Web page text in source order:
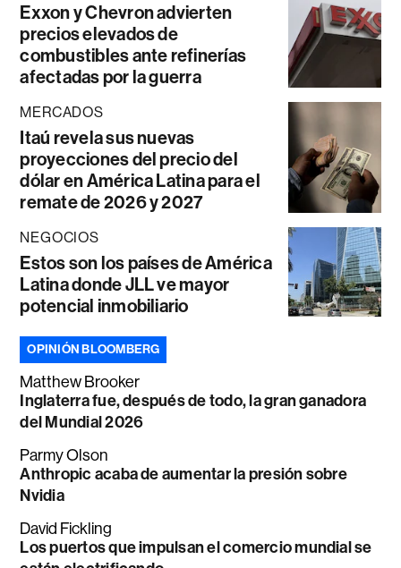
Exxon y Chevron advierten
precios elevados de
combustibles ante refinerías
afectadas por la guerra
MERCADOS
Itaú revela sus nuevas
proyecciones del precio del
dólar en América Latina para el
remate de 2026 y 2027
NEGOCIOS
Estos son los países de América
Latina donde JLL ve mayor
potencial inmobiliario
OPINIÓN BLOOMBERG
Matthew Brooker
Inglaterra fue, después de todo, la gran ganadora
del Mundial 2026
Parmy Olson
Anthropic acaba de aumentar la presión sobre
Nvidia
David Fickling
Los puertos que impulsan el comercio mundial se